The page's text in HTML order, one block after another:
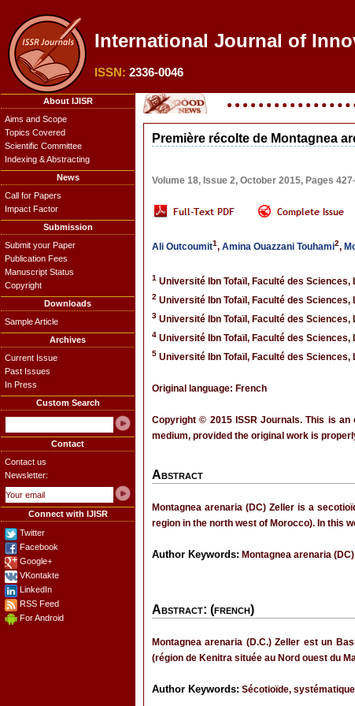
International Journal of
ISSN: 2336-0046
About IJISR
Aims and Scope
Topics Covered
Scientific Committee
Indexing & Abstracting
News
Call for Papers
Impact Factor
Submission
Submit your Paper
Publication Fees
Manuscript Status
Copyright
Downloads
Sample Article
Archives
Current Issue
Past Issues
In Press
Custom Search
Contact
Contact us
Newsletter:
Connect with IJISR
Twitter
Facebook
Google+
VKontakte
LinkedIn
RSS Feed
For Android
Première récolte de Montagnea
Volume 18, Issue 2, October 2015, Pages
Ali Outcoumit1, Amina Ouazzani Touhami2,
1 Université Ibn Tofaïl, Faculté des
2 Université Ibn Tofaïl, Faculté des
3 Université Ibn Tofaïl, Faculté des
4 Université Ibn Tofaïl, Faculté des
5 Université Ibn Tofaïl, Faculté des
Original language: French
Copyright © 2015 ISSR Journals. This is
medium, provided the original work is
Abstract
Montagnea arenaria (DC) Zeller is a
region in the north west of Morocco). In this
Author Keywords: Montagnea arenaria
Abstract: (french)
Montagnea arenaria (D.C.) Zeller est un
(région de Kenitra située au Nord ouest du
Author Keywords: Sécotioïde,